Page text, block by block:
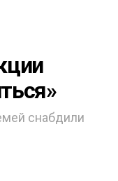
снабдили